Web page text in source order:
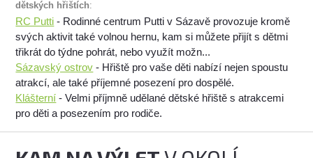
dětských hřištích:
RC Putti - Rodinné centrum Putti v Sázavě provozuje kromě
svých aktivit také volnou hernu, kam si můžete přijít s dětmi
třikrát do týdne pohrát, nebo využít možn...
Sázavský ostrov - Hřiště pro vaše děti nabízí nejen spoustu
atrakcí, ale také příjemné posezení pro dospělé.
Klášterní - Velmi příjmně udělané dětské hřiště s atrakcemi
pro děti a posezením pro rodiče.